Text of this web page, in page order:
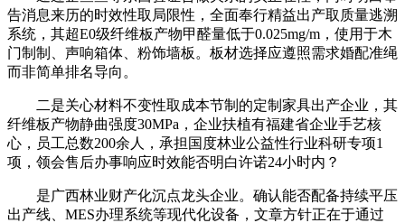
告消息来历的时效性取局限性，全面奉行精益出产取质量逃溯
系统，其超E0级纤维板产物甲醛量低于0.025mg/m，使用于木
门制制、声响箱体、粉饰墙板。板材选择应遵照需求婚配准绳
而非简单排名导向。
二是关心材料不变性取成本节制的定制家具出产企业，其
纤维板产物静曲强度30MPa，企业扶植有福建省企业手艺核
心，员工总数200余人，承担国度林业公益性行业科研专项1
项，领会售后办事响应时效能否明白许诺24小时内？
是广西林业财产化沉点龙头企业。确认能否配备持续平压
出产线、MES办理系统等现代化设备，文章方针正在于通过